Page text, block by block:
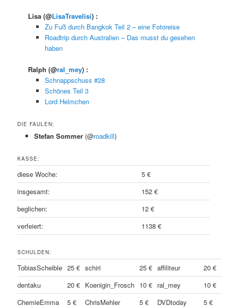
Lisa(@LisaTravelisi) :
Zu Fuß durch Bangkok Teil 2 – eine Fotoreise
Roadtrip durch Australien – Das musst du gesehen
haben
Ralph(@ral_mey) :
Schnappschuss #28
Schönes Teil 3
Lord Helmchen
DIE FAULEN:
Stefan Sommer (@roadkill)
KASSE:
diese Woche:
5 €
insgesamt:
152 €
beglichen:
12 €
verfeiert:
1138 €
SCHULDEN:
TobiasScheible 25 € schiri 25 € affiliteur
20 €
dentaku
20 € Koenigin_Frosch 10 € ral_mey
10 €
ChemieEmma
5 € ChrisMehler 5 € DVDtoday
5 €